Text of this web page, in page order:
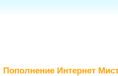
Пополнение Интернет